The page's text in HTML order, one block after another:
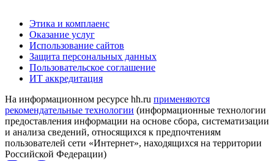
Этика и комплаенс
Оказание услуг
Использование сайтов
Защита персональных данных
Пользовательское соглашение
ИТ аккредитация
На информационном ресурсе hh.ru применяются
рекомендательные технологии (информационные технологии
предоставления информации на основе сбора, систематизации
и анализа сведений, относящихся к предпочтениям
пользователей сети «Интернет», находящихся на территории
Российской Федерации)